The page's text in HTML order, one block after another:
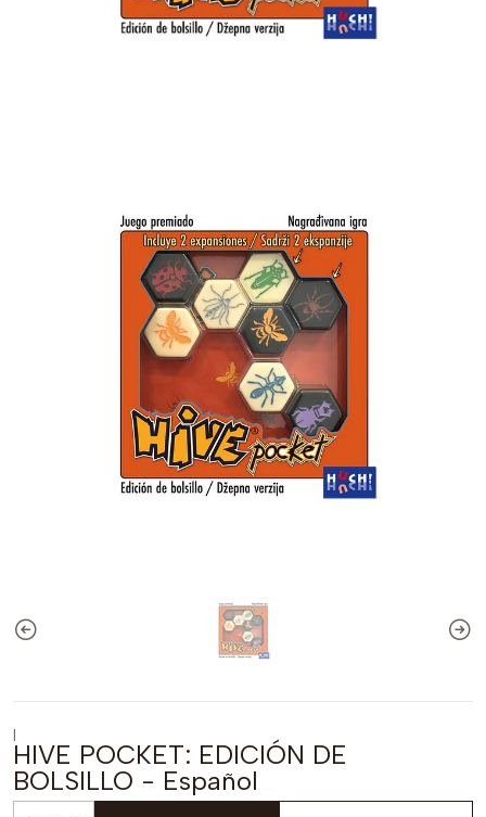
|
HIVE POCKET: EDICIÓN DE
BOLSILLO - Español